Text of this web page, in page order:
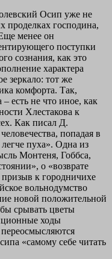
Осип уже не
господина,
менее он
поступки
сознания, как это
характера
зеркало: тот же
комфорта. Так,
есть не что иное, как
Хлестакова к
Как писал Д.
попадая в
легче пуха». Одна из
Монтеня, Гоббса,
о «возврате
призыв к городничихе
вольнодумство
новой положительной
срывать цветы
ходы
«самому себе читать